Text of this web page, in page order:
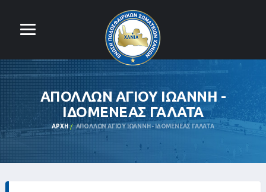
ΑΠΟΛΛΩΝ ΑΓΙΟΥ ΙΩΑΝΝΗ -
ΙΔΟΜΕΝΕΑΣ ΓΑΛΑΤΑ
ΑΡΧΉ ΑΠΟΛΛΩΝ ΑΓΙΟΥ ΙΩΑΝΝΗ - ΙΔΟΜΕΝΕΑΣ ΓΑΛΑΤΑ